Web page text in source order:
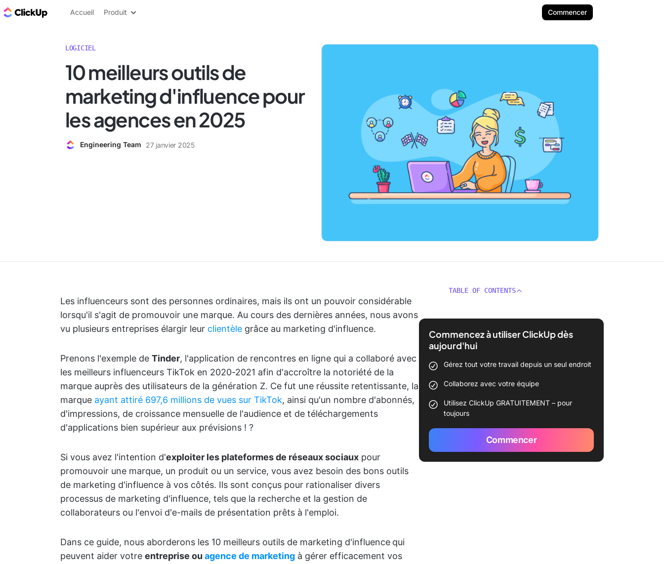
ClickUp Blog
Accueil Produit Commencer
LOGICIEL
10 meilleurs outils de
marketing d'influence pour
les agences en 2025
Engineering Team 27 janvier 2025
Les influenceurs sont des personnes ordinaires, mais ils ont un pouvoir considérable
lorsqu'il s'agit de promouvoir une marque. Au cours des dernières années, nous avons
vu plusieurs entreprises élargir leur clientèle grâce au marketing d'influence.
Prenons l'exemple de Tinder, l'application de rencontres en ligne qui a collaboré avec
les meilleurs influenceurs TikTok en 2020-2021 afin d'accroître la notoriété de la
marque auprès des utilisateurs de la génération Z. Ce fut une réussite retentissante, la
marque ayant attiré 697,6 millions de vues sur TikTok, ainsi qu'un nombre d'abonnés,
d'impressions, de croissance mensuelle de l'audience et de téléchargements
d'applications bien supérieur aux prévisions ! ?
Si vous avez l'intention d'exploiter les plateformes de réseaux sociaux pour
promouvoir une marque, un produit ou un service, vous avez besoin des bons outils
de marketing d'influence à vos côtés. Ils sont conçus pour rationaliser divers
processus de marketing d'influence, tels que la recherche et la gestion de
collaborateurs ou l'envoi d'e-mails de présentation prêts à l'emploi.
Dans ce guide, nous aborderons les 10 meilleurs outils de marketing d'influence qui
peuvent aider votre entreprise ou agence de marketing à gérer efficacement vos
TABLE OF CONTENTS
Commencez à utiliser ClickUp dès
aujourd'hui
Gérez tout votre travail depuis un seul endroit
Collaborez avec votre équipe
Utilisez ClickUp GRATUITEMENT – pour
toujours
Commencer